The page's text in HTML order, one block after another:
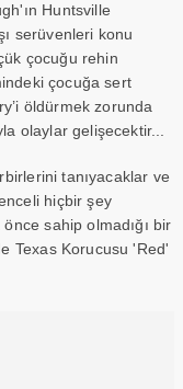
Huntsville
serüvenleri konu
çocuğu rehin
çocuğa sert
öldürmek zorunda
olaylar gelişecektir...
tanıyacaklar ve
hiçbir şey
sahip olmadığı bir
Texas Korucusu 'Red'